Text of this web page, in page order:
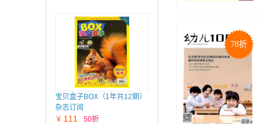
宝贝盒子BOX（1年共12期）
杂志订阅
￥ 111 50折
78折